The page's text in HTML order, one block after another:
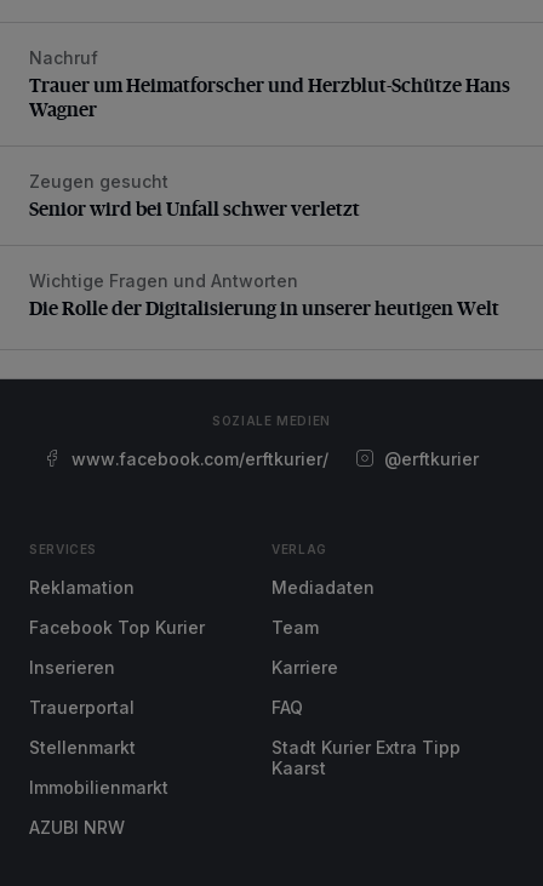
Trauer um Heimatforscher und Herzblut-Schütze Hans
Nachruf
Trauer um Heimatforscher und Herzblut-Schütze Hans
Wagner
Senior wird bei Unfall schwer verletzt
Zeugen gesucht
Senior wird bei Unfall schwer verletzt
Die Rolle der Digitalisierung in unserer heutigen Welt
Wichtige Fragen und Antworten
Die Rolle der Digitalisierung in unserer heutigen Welt
SOZIALE MEDIEN
www.facebook.com/erftkurier/ @erftkurier
SERVICES
Reklamation
Facebook Top Kurier
Inserieren
Trauerportal
Stellenmarkt
Immobilienmarkt
AZUBI NRW
VERLAG
Mediadaten
Team
Karriere
FAQ
Stadt Kurier Extra Tipp
Kaarst